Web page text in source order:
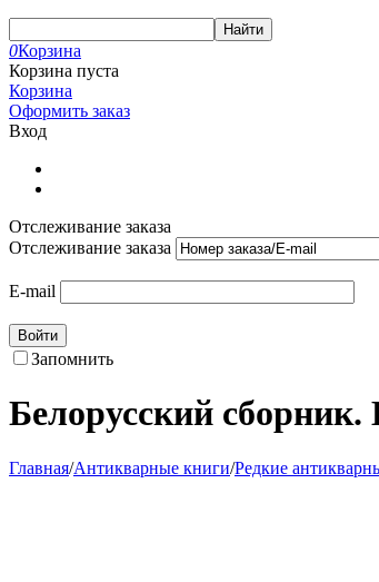
Найти
0Корзина
Корзина пуста
Корзина
Оформить заказ
Вход
Отслеживание заказа
Отслеживание заказа
E-mail
Войти
Запомнить
Белорусский
Главная/Антикварные книги/Редкие